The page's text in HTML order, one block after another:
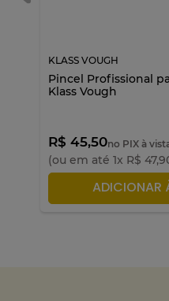
KLASS VOUGH
Pincel Profissional
Klass Vough
R$ 45,50no PIX à
(ou em até 1x R$ 47,
ADICIONAR